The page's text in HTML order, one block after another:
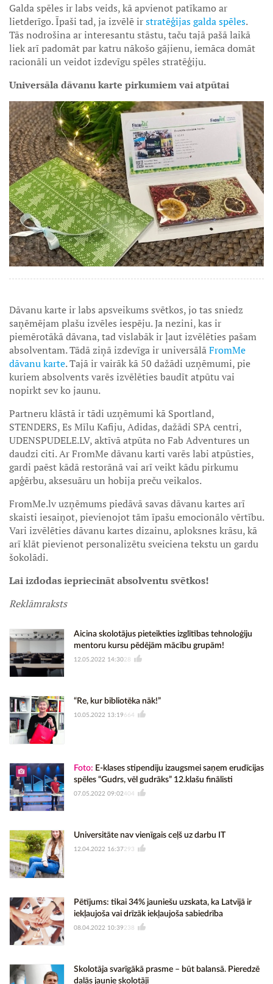
Galda spēles ir labs veids, kā apvienot patīkamo ar
lietderīgo. Īpaši tad, ja izvēlē irstratēģijas galda spēles.
Tās nodrošina ar interesantu stāstu, taču tajā pašā laikā
liek arī padomāt par katru nākošo gājienu, iemāca domāt
racionāli un veidot izdevīgu spēles stratēģiju.
Universāla dāvanu karte pirkumiem vai atpūtai
Dāvanu karte ir labs apsveikums svētkos, jo tas sniedz
saņēmējam plašu izvēles iespēju. Ja nezini, kas ir
piemērotākā dāvana, tad vislabāk ir ļaut izvēlēties pašam
absolventam. Tādā ziņā izdevīga ir universālāFromMe
dāvanu karte. Tajā ir vairāk kā 50 dažādi uzņēmumi, pie
kuriem absolvents varēs izvēlēties baudīt atpūtu vai
nopirkt sev ko jaunu.
Partneru klāstā ir tādi uzņēmumi kā Sportland,
STENDERS, Es Mīlu Kafiju, Adidas, dažādi SPA centri,
UDENSPUDELE.LV, aktīvā atpūta no Fab Adventures un
daudzi citi. Ar FromMe dāvanu karti varēs labi atpūsties,
gardi paēst kādā restorānā vai arī veikt kādu pirkumu
apģērbu, aksesuāru un hobija preču veikalos.
FromMe.lv uzņēmums piedāvā savas dāvanu kartes arī
skaisti iesaiņot, pievienojot tām īpašu emocionālo vērtību.
Vari izvēlēties dāvanu kartes dizainu, aploksnes krāsu, kā
arī klāt pievienot personalizētu sveiciena tekstu un gardu
šokolādi.
Lai izdodas iepriecināt absolventu svētkos!
Reklāmraksts
Aicina skolotājus pieteikties izglītības tehnoloģiju
mentoru kursu pēdējām mācību grupām!
12.05.2022 14:3028
“Re, kur bibliotēka nāk!”
10.05.2022 13:19 664
Foto: E-klases stipendiju izaugsmei saņem erudīcijas
spēles “Gudrs, vēl gudrāks” 12.klašu finālisti
07.05.2022 09:02404
Universitāte nav vienīgais ceļš uz darbu IT
12.04.2022 16:37293
Pētījums: tikai 34% jauniešu uzskata, ka Latvijā ir
iekļaujoša vai drīzāk iekļaujoša sabiedrība
08.04.2022 10:39 238
Skolotāja svarīgākā prasme – būt balansā. Pieredzē
dalās jaunie skolotāji